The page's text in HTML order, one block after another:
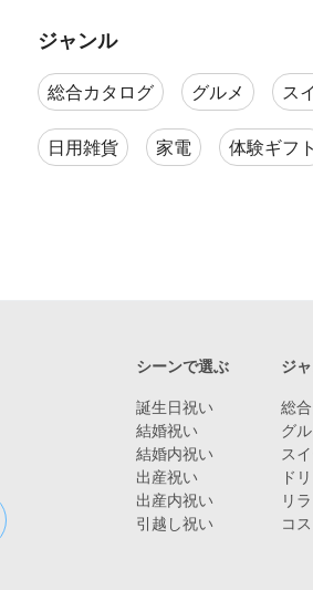
ジャンル
総合カタログ グルメ ス
日用雑貨 家電 体験ギフト
シーンで選ぶ
誕生日祝い
結婚祝い
結婚内祝い
出産祝い
出産内祝い
引越し祝い
ジ
総
グ
ス
ド
リ
コ